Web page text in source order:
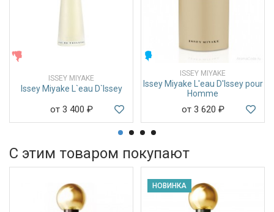
ISSEY MIYAKE
Issey Miyake L`eau D`Issey
от 3 400 ₽
ISSEY MIYAKE
Issey Miyake L'eau D'Issey pour
Homme
от 3 620 ₽
С этим товаром покупают
НОВИНКА